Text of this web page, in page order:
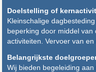
Doelstelling of
Kleinschalige
beperking door middel
activiteiten. Vervoer van
Belangrijkste
Wij bieden begeleiding